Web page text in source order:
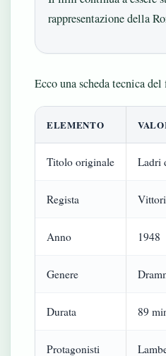
rappresentazione della
Ecco una scheda tecnica
ELEMENTO
Titolo originale Ladri
Regista
Anno 1948
Genere
Durata 89
Protagonisti